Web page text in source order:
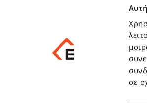
σε
Γενικές Συνελεύσεις
Ενημερωτικά Δελτία – Πληροφοριακά Σημειώματα